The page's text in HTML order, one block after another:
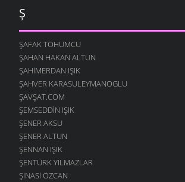
TARİF-İ AŞK
13 AĞUSTOS 2007
10 AĞUSTOS 2007
ARARIM SENI
7 AĞUSTOS 2007
YANARIM
7 AĞUSTOS 2007
SANA KALMIŞ
2 AĞUSTOS 2007
MEFTUNUM BEN
28 TEMMUZ 2007
Ş
ŞAFAK TOHUMCU
ŞAHAN HAKAN ALTUN
ŞAHIMERDAN IŞIK
ŞAHVER KARASULEYMANOGLU
ŞAVŞAT.COM
ŞEMSEDDIN IŞIK
ŞENER AKSU
ŞENER ALTUN
ŞENNAN IŞIK
ŞENTÜRK YILMAZLAR
ŞINASI ÖZCAN